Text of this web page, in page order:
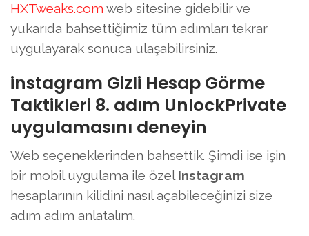
HXTweaks.com web sitesine gidebilir ve
yukarıda bahsettiğimiz tüm adımları tekrar
uygulayarak sonuca ulaşabilirsiniz.
instagram Gizli Hesap Görme
Taktikleri 8. adım UnlockPrivate
uygulamasını deneyin
Web seçeneklerinden bahsettik. Şimdi ise işin
bir mobil uygulama ile özelInstagram
hesaplarının kilidini nasıl açabileceğinizi size
adım adım anlatalım.